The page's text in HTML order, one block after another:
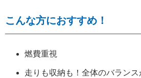
こんな方におすすめ！
燃費重視
走りも収納も！全体のバラン